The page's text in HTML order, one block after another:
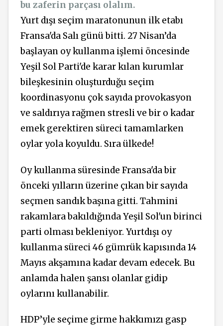
bu zaferin parçası olalım.
Yurt dışı seçim maratonunun ilk etabı
Fransa'da Salı günü bitti. 27 Nisan’da
başlayan oy kullanma işlemi öncesinde
Yeşil Sol Parti'de karar kılan kurumlar
bileşkesinin oluşturduğu seçim
koordinasyonu çok sayıda provokasyon
ve saldırıya rağmen stresli ve bir o kadar
emek gerektiren süreci tamamlarken
oylar yola koyuldu. Sıra ülkede!
Oy kullanma süresinde Fransa'da bir
önceki yılların üzerine çıkan bir sayıda
seçmen sandık başına gitti. Tahmini
rakamlara bakıldığında Yeşil Sol'un birinci
parti olması bekleniyor. Yurtdışı oy
kullanma süreci 46 gümrük kapısında 14
Mayıs akşamına kadar devam edecek. Bu
anlamda halen şansı olanlar gidip
oylarını kullanabilir.
HDP’yle seçime girme hakkımızı gasp